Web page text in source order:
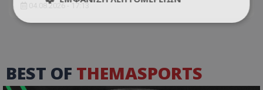
04.08.2026 - 17:13
BEST OF THEMASPORTS